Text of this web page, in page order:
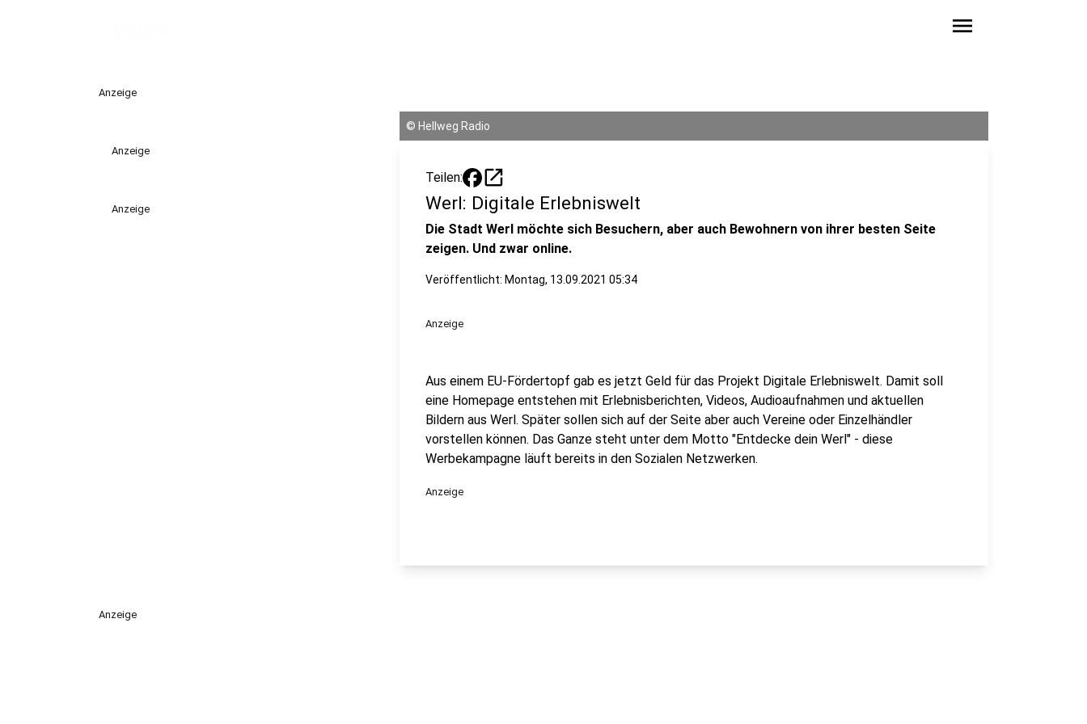
menu
Anzeige
Anzeige
Anzeige
© Hellweg Radio
Teilen: open_in_new
Werl: Digitale Erlebniswelt
Die Stadt Werl möchte sich Besuchern, aber auch Bewohnern von ihrer besten Seite
zeigen. Und zwar online.
Veröffentlicht: Montag, 13.09.2021 05:34
Anzeige
Aus einem EU-Fördertopf gab es jetzt Geld für das Projekt Digitale Erlebniswelt. Damit soll
eine Homepage entstehen mit Erlebnisberichten, Videos, Audioaufnahmen und aktuellen
Bildern aus Werl. Später sollen sich auf der Seite aber auch Vereine oder Einzelhändler
vorstellen können. Das Ganze steht unter dem Motto "Entdecke dein Werl" - diese
Werbekampagne läuft bereits in den Sozialen Netzwerken.
Anzeige
Anzeige